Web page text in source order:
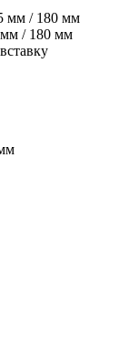
мм / 180 мм
/ 180 мм